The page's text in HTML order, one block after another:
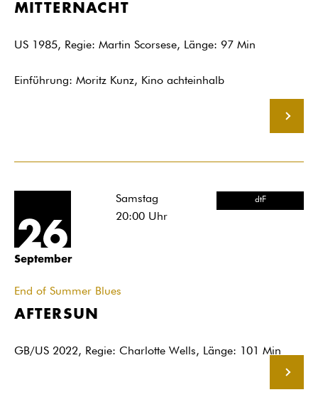
MITTERNACHT
US 1985, Regie: Martin Scorsese, Länge: 97 Min
Einführung: Moritz Kunz, Kino achteinhalb
26
September
Samstag
20:00Uhr
dtF
End of Summer Blues
AFTERSUN
GB/US 2022, Regie: Charlotte Wells, Länge: 101 Min